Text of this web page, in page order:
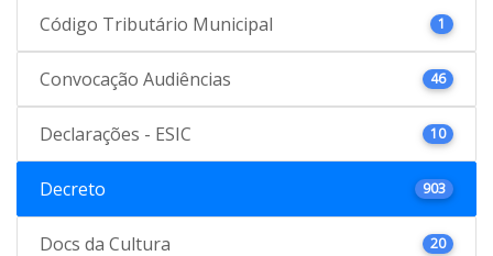
Código Tributário Municipal 1
Convocação Audiências 46
Declarações - ESIC 10
Decreto 903
Docs da Cultura 20